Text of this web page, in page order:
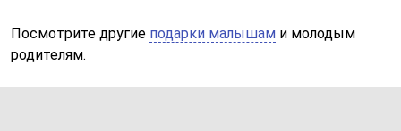
Посмотрите другие подарки малышам и молодым
родителям.